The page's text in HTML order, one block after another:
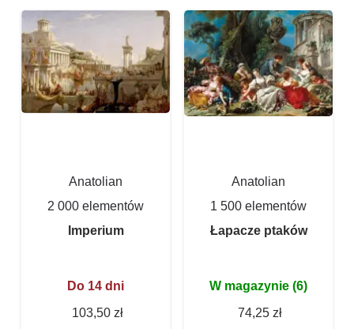
Anatolian
2 000 elementów
Imperium
Do 14 dni
103,50 zł
Anatolian
1 500 elementów
Łapacze ptaków
W magazynie (6)
74,25 zł